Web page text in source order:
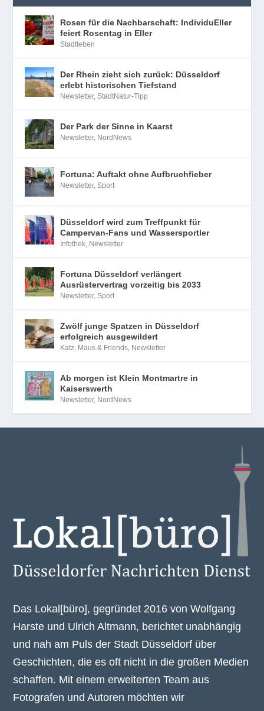
Rosen für die Nachbarschaft: IndividuEller
feiert Rosentag in Eller
Stadtleben
Der Rhein zieht sich zurück: Düsseldorf
erlebt historischen Tiefstand
Newsletter,StadtNatur-Tipp
Der Park der Sinne in Kaarst
Newsletter, NordNews
Fortuna: Auftakt ohne Aufbruchfieber
Newsletter,Sport
Düsseldorf wird zum Treffpunkt für
Campervan-Fans und Wassersportler
Infothek, Newsletter
Fortuna Düsseldorf verlängert
Ausrüstervertrag vorzeitig bis 2033
Newsletter,Sport
Zwölf junge Spatzen in Düsseldorf
erfolgreich ausgewildert
Katz, Maus & Friends, Newsletter
Ab morgen ist Klein Montmartre in
Kaiserswerth
Newsletter, NordNews
Das Lokal[büro], gegründet 2016 von Wolfgang
Harste und Ulrich Altmann, berichtet unabhängig
und nah am Puls der Stadt Düsseldorf über
Geschichten, die es oft nicht in die großen Medien
schaffen. Mit einem erweiterten Team aus
Fotografen und Autoren möchten wir